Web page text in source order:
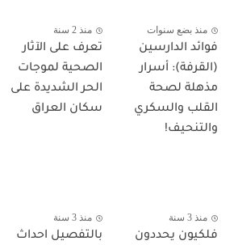
منذ بضع سنوات
فوائد الدارسين
(القرفة): أسرار
مذهلة لصحة
القلب والسكري
والتنحيف!
منذ 2 سنة
تعرف على الآثار
الصحية لموجات
الحر الشديدة على
سكان العراق
منذ 3 سنة
فلكيون يحددون
منذ 3 سنة
بالتفصيل احداث